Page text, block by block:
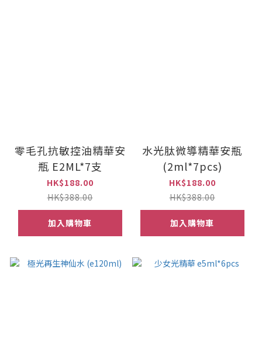
零毛孔抗敏控油精華安
瓶 E2ML*7支
HK$188.00
HK$388.00
加入購物車
水光肽微導精華安瓶
(2ml*7pcs)
HK$188.00
HK$388.00
加入購物車